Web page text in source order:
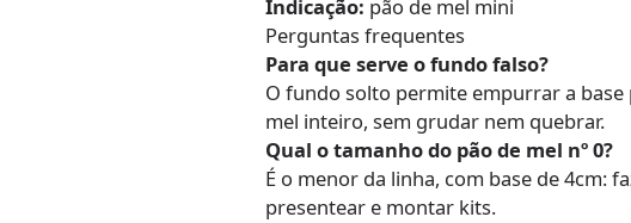
Indicação: pão de mel mini
Perguntas frequentes
Para que serve o fundo falso?
O fundo solto permite empurrar a
mel inteiro, sem grudar nem quebrar.
Qual o tamanho do pão de mel nº 0?
É o menor da linha, com base de 4cm:
presentear e montar kits.